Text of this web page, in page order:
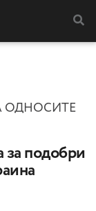
ОДНОСИТЕ
за подобри